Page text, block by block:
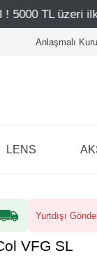
500 TL
Anlaşmalı
LENS
Yurtdışı
VFG SL